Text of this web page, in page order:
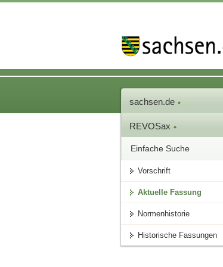
sachsen.de
REVOSax
Einfache Suche
Vorschrift
Aktuelle Fassung
Normenhistorie
Historische Fassungen